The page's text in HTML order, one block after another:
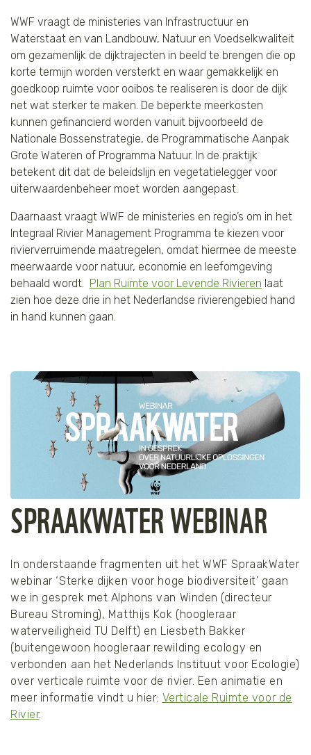
WWF vraagt de ministeries van Infrastructuur en
Waterstaat en van Landbouw, Natuur en Voedselkwaliteit
om gezamenlijk de dijktrajecten in beeld te brengen die op
korte termijn worden versterkt en waar gemakkelijk en
goedkoop ruimte voor ooibos te realiseren is door de dijk
net wat sterker te maken. De beperkte meerkosten
kunnen gefinancierd worden vanuit bijvoorbeeld de
Nationale Bossenstrategie, de Programmatische Aanpak
Grote Wateren of Programma Natuur. In de praktijk
betekent dit dat de beleidslijn en vegetatielegger voor
uiterwaardenbeheer moet worden aangepast.
Daarnaast vraagt WWF de ministeries en regio’s om in het
Integraal Rivier Management Programma te kiezen voor
rivierverruimende maatregelen, omdat hiermee de meeste
meerwaarde voor natuur, economie en leefomgeving
behaald wordt. Plan Ruimte voor Levende Rivieren laat
zien hoe deze drie in het Nederlandse rivierengebied hand
in hand kunnen gaan.
SPRAAKWATER WEBINAR
In onderstaande fragmenten uit het WWF SpraakWater
webinar ‘Sterke dijken voor hoge biodiversiteit’ gaan
we in gesprek met Alphons van Winden (directeur
Bureau Stroming), Matthijs Kok (hoogleraar
waterveiligheid TU Delft) en Liesbeth Bakker
(buitengewoon hoogleraar rewilding ecology en
verbonden aan het Nederlands Instituut voor Ecologie)
over verticale ruimte voor de rivier. Een animatie en
meer informatie vindt u hier: Verticale Ruimte voor de
Rivier.